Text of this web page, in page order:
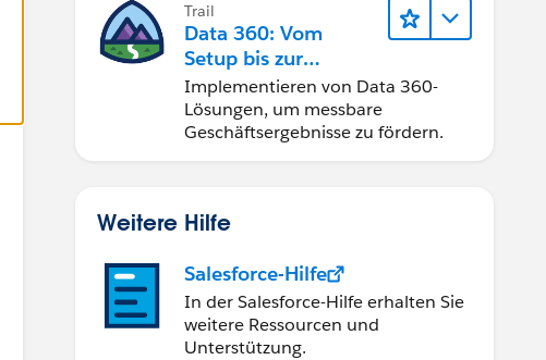
Trail
Data 360: Vom
Setup bis zur
Aktivierung
Implementieren von Data 360-
Lösungen, um messbare
Geschäftsergebnisse zu fördern.
Weitere Hilfe
Salesforce-Hilfe
In der Salesforce-Hilfe erhalten Sie
weitere Ressourcen und
Unterstützung.